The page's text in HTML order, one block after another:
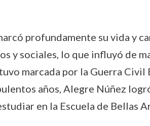
profundamente su vida y
y sociales, lo que influyó de
marcada por la Guerra
años, Alegre Núñez
en la Escuela de Bellas